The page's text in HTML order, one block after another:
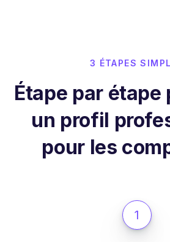
3 ÉTAPES
Étape par étape
un profil
pour les
1